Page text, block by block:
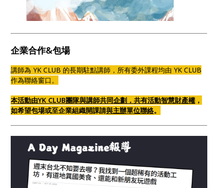
企業合作&包場
講師為 YK CLUB 的長期駐點講師，所有委外課程均由 YK CLUB
作為聯絡窗口。
本活動由YK CLUB團隊與講師共同企劃，共有活動智慧財產權 ，
如希望包場或至企業組織開課請與主辦單位聯絡。